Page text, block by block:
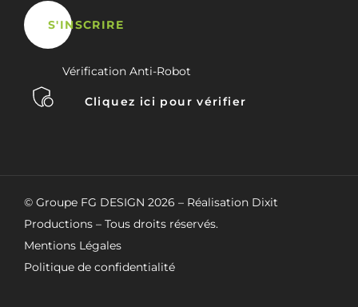
Vérification Anti-Robot
Cliquez ici pour vérifier
© Groupe FG DESIGN 2026 – Réalisation Dixit
Productions – Tous droits réservés.
Mentions Légales
Politique de confidentialité